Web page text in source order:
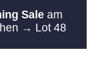
Sale am
→ Lot 48